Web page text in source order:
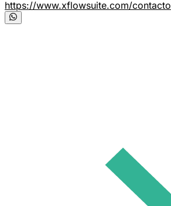
https://www.xflowsuite.com/contacto